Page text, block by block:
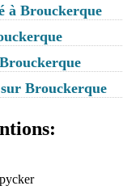
à Brouckerque
Brouckerque